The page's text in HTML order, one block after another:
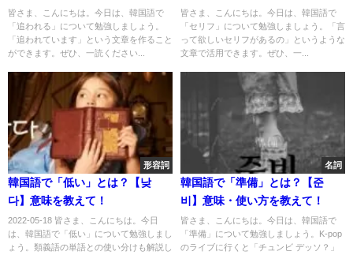
皆さま、こんにちは。今日は、韓国語で
「追われる」について勉強しましょう。
「追われています」という文章を作ること
ができます。ぜひ、一読ください...
皆さま、こんにちは。今日は、韓国語で
「セリフ」について勉強しましょう。「言
って欲しいセリフがあるの」というような
文章で活用できます。ぜひ、一...
形容詞
韓国語で「低い」とは？【낮
다】意味を教えて！
2022-05-18 皆さま、こんにちは。今日
は、韓国語で「低い」について勉強しまし
ょう。類義語の単語との使い分けも解説し
名詞
韓国語で「準備」とは？【준
비】意味・使い方を教えて！
皆さま、こんにちは。今日は、韓国語で
「準備」について勉強しましょう。K-pop
のライブに行くと「チュンビ デッソ？」